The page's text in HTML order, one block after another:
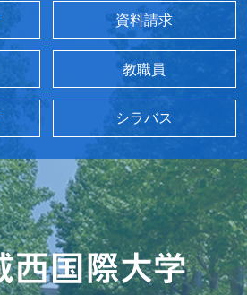
資料請求
教職員
シラバス